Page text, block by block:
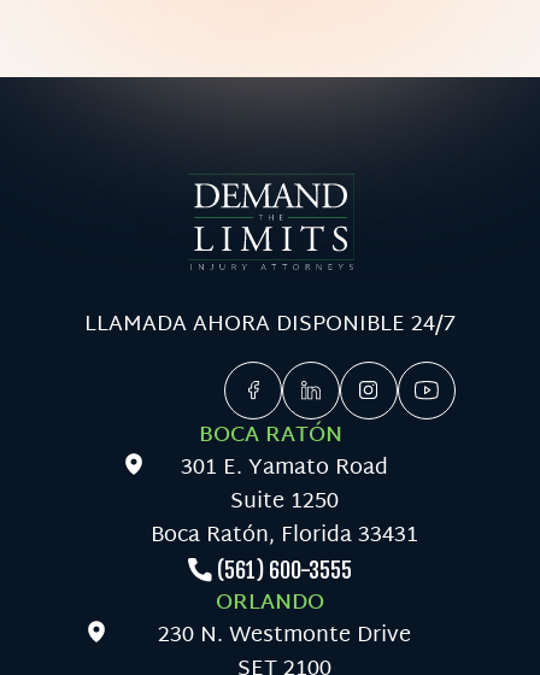
LLAMADA AHORA DISPONIBLE 24/7
BOCA RATÓN
301 E. Yamato Road
Suite 1250
Boca Ratón, Florida 33431
(561) 600-3555
ORLANDO
230 N. Westmonte Drive